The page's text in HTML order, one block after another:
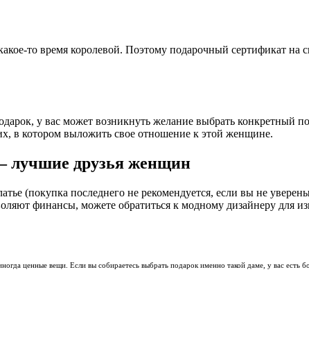
то время королевой. Поэтому подарочный сертификат на
у вас может возникнуть желание выбрать
в котором выложить свое отношение к этой женщине.
лучшие друзья женщин
(покупка последнего не рекомендуется, если вы не
финансы, можете обратиться к модному дизайнеру для
ценные вещи. Если вы собираетесь выбрать подарок именно такой даме, у вас есть